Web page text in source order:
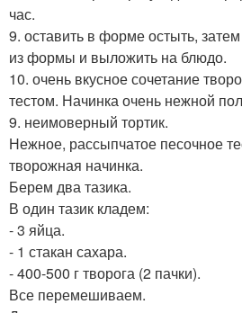
час.
9. оставить в форме остыть,
из формы и выложить на блюдо.
10. очень вкусное сочетание
тестом. Начинка очень нежной
9. неимоверный тортик.
Нежное, рассыпчатое песочное
творожная начинка.
Берем два тазика.
В один тазик кладем:
- 3 яйца.
- 1 стакан сахара.
- 400-500 г творога (2 пачки).
Все перемешиваем.